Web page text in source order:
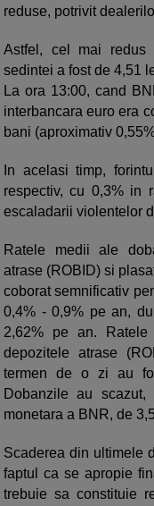
reduse, potrivit
Astfel, cel mai redus
sedintei a fost de 4,51
La ora 13:00, cand
interbancara euro era
bani (aproximativ
In acelasi timp,
respectiv, cu 0,3% in
escaladarii violentelor
Ratele medii ale
atrase (ROBID) si
coborat semnificativ
0,4% - 0,9% pe an,
2,62% pe an. Ratele
depozitele atrase
termen de o zi au
Dobanzile au
monetara a BNR, de
Scaderea din ultimele
faptul ca se apropie
trebuie sa constituie